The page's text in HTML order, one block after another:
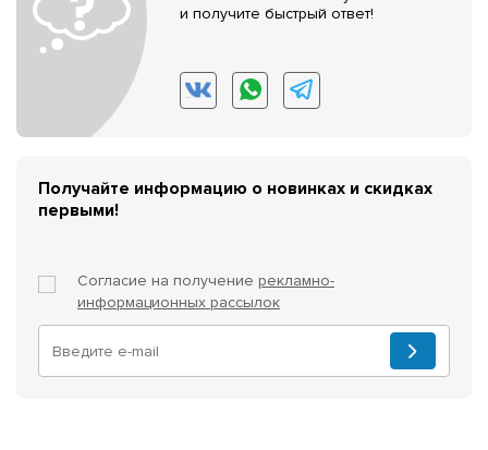
и получите быстрый ответ!
Получайте информацию о новинках и скидках
первыми!
Согласие на получение рекламно-
информационных рассылок